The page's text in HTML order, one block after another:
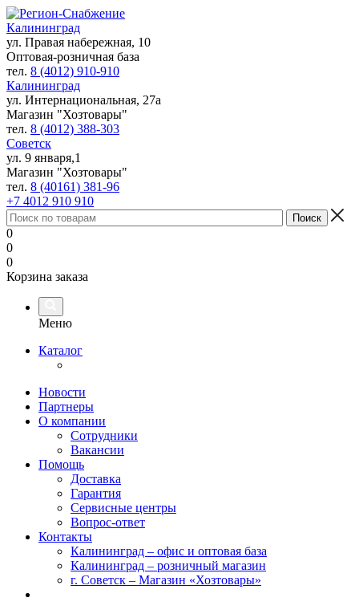
Калининград
ул. Правая набережная, 10
Оптовая-розничная база
тел. 8 (4012) 910-910
Калининград
ул. Интернациональная, 27а
Магазин "Хозтовары"
тел. 8 (4012) 388-303
Советск
ул. 9 января,1
Магазин "Хозтовары"
тел. 8 (40161) 381-96
+7 4012 910 910
0
0
0
Корзина заказа
Меню
Каталог
Новости
Партнеры
О компании
Сотрудники
Вакансии
Помощь
Доставка
Гарантия
Сервисные центры
Вопрос-ответ
Контакты
Калининград – офис и оптовая база
Калининград – розничный магазин
г. Советск – Магазин «Хозтовары»